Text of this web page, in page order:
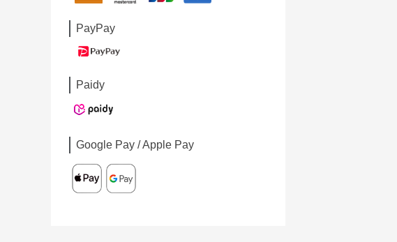
PayPay
Paidy
Google Pay / Apple Pay